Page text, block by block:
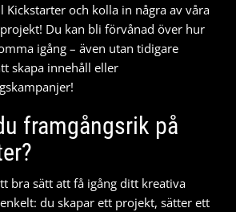
Kickstarter och kolla in några av våra
Du kan bli förvånad över hur
igång – även utan tidigare
skapa innehåll eller
framgångsrik på
bra sätt att få igång ditt kreativa
du skapar ett projekt, sätter ett